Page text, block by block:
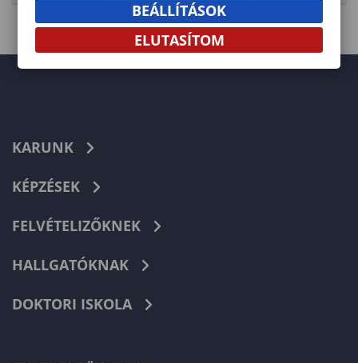
KARUNK
KÉPZÉSEK
FELVÉTELIZŐKNEK
HALLGATÓKNAK
DOKTORI ISKOLA
BEÁLLÍTÁSOK
ELUTASÍTOM